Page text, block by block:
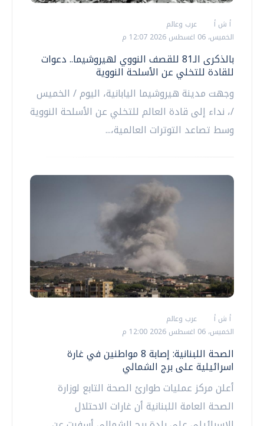
أ ش أ
عرب وعالم
الخميس، 06 اغسطس 2026 12:07 م
بالذكرى الـ81 للقصف النووي لهيروشيما.. دعوات
للقادة للتخلي عن الأسلحة النووية
وجهت مدينة هيروشيما اليابانية، اليوم / الخميس
/، نداء إلى قادة العالم للتخلي عن الأسلحة النووية
وسط تصاعد التوترات العالمية،...
أ ش أ
عرب وعالم
الخميس، 06 اغسطس 2026 12:00 م
الصحة اللبنانية: إصابة 8 مواطنين في غارة
اسرائيلية على برج الشمالي
أعلن مركز عمليات طوارئ الصحة التابع لوزارة
الصحة العامة اللبنانية أن غارات الاحتلال